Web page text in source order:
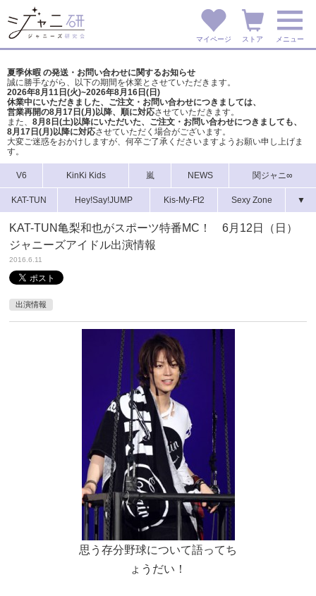
マイページ ストア メニュー
夏季休暇 の発送・お問い合わせに関するお知らせ
誠に勝手ながら、以下の期間を休業とさせていただきます。
2026年8月11日(火)~2026年8月16日(日)
休業中にいただきました、ご注文・お問い合わせにつきましては、
営業再開の8月17日(月)以降、順に対応させていただきます。
また、 8月8日(土)以降にいただいた、ご注文・ お問い合わせにつきましても、
8月17日(月)以降に対応させていただく場合がございます。
大変ご迷惑をおかけしますが、 何卒ご了承くださいますようお願い申し上げま
す。
V6 KinKi Kids 嵐 NEWS 関ジャニ∞
KAT-TUN Hey!Say!JUMP Kis-My-Ft2 Sexy Zone ▼
KAT-TUN亀梨和也がスポーツ特番MC！ 6月12日（日）
ジャニーズアイドル出演情報
2016.6.11
出演情報
思う存分野球について語ってち
ょうだい！